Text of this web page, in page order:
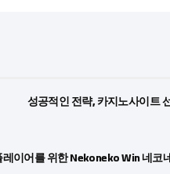
성공적인 전략, 카지노사이트
이어를 위한 Nekoneko Win 네코